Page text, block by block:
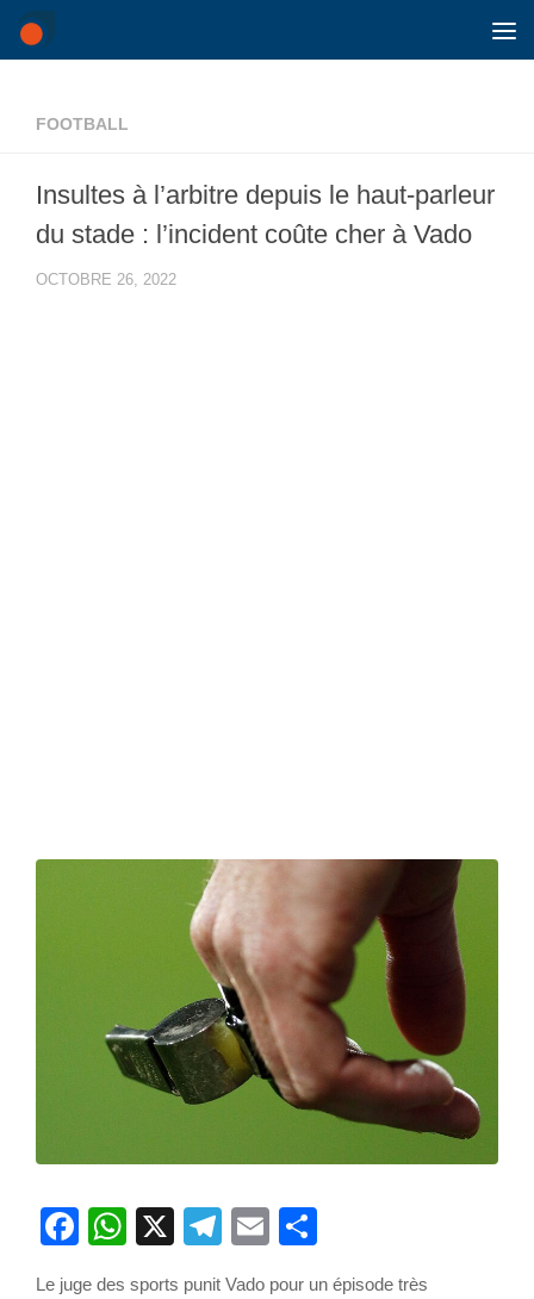
Skip to content
FOOTBALL
Insultes à l’arbitre depuis le haut-parleur
du stade : l’incident coûte cher à Vado
OCTOBRE 26, 2022
Facebook
WhatsApp
X Telegram
Email
Le juge des sports punit Vado pour un épisode très